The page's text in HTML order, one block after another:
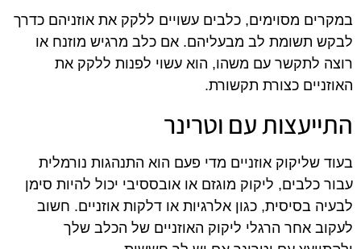
במקרים מסוימים, כלבים עשויים ללקק את אוזניהם כדרך
לבקש תשומת לב מבעליהם. אם כלב מרגיש מוזנח או
רוצה לתקשר עם משהו, הוא עשוי לפנות ללקק את
האוזניים כצורת תקשורת.
התייעצות עם וטרינר
בעוד שליקוק אוזניים מדי פעם הוא התנהגות נורמלית
עבור כלבים, ליקוק מוגזם או אובססיבי יכול להיות סימן
לבעיה בסיסית, כגון אלרגיות או דלקות אוזניים. חשוב
לעקוב אחר הרגלי ליקוק האוזניים של הכלב שלך